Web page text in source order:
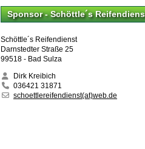
Sponsor - Schöttle´s
Schöttle´s Reifendienst
Darnstedter Straße 25
99518 - Bad Sulza
Dirk Kreibich
036421 31871
schoettlereifendienst(at)web.de